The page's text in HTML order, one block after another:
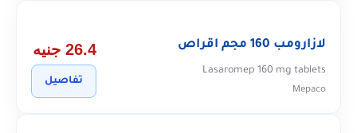
لازارومب 160 مجم اقراص
Lasaromep 160 mg tablets
Mepaco
26.4 جنيه
تفاصيل